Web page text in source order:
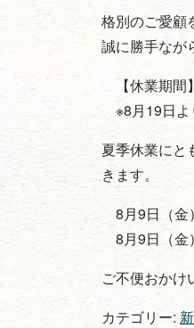
格別のご愛顧
誠に勝手なが
【休業期間
※8月19日よ
夏季休業にと
きます。
8月9日（金
8月9日（金
ご不便おかけ
カテゴリー: